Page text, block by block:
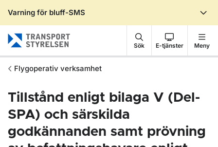
Varning för bluff-SMS
Sök E-tjänster Meny
Flygoperativ verksamhet
Tillstånd enligt bilaga V (Del-
SPA) och särskilda
godkännanden samt prövning